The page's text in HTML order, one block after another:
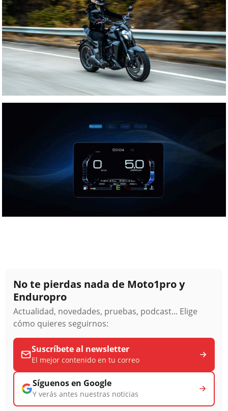
No te pierdas nada de Moto1pro y
Enduropro
Actualidad, novedades, pruebas, podcast... Elige
cómo quieres seguirnos:
Suscríbete al newsletter
El mejor contenido en tu correo
Síguenos en Google
Y verás antes nuestras noticias